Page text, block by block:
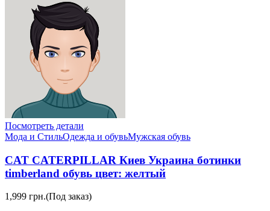
Посмотреть детали
Мода и СтильОдежда и обувьМужская обувь
CAT CATERPILLAR Киев Украина ботинки
timberland обувь цвет: желтый
1,999 грн.(Под заказ)